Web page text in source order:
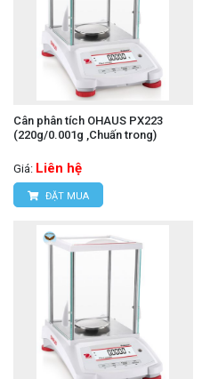
Cân phân tích OHAUS PX223
(220g/0.001g ,Chuấn trong)
Giá: Liên hệ
ĐẶT MUA